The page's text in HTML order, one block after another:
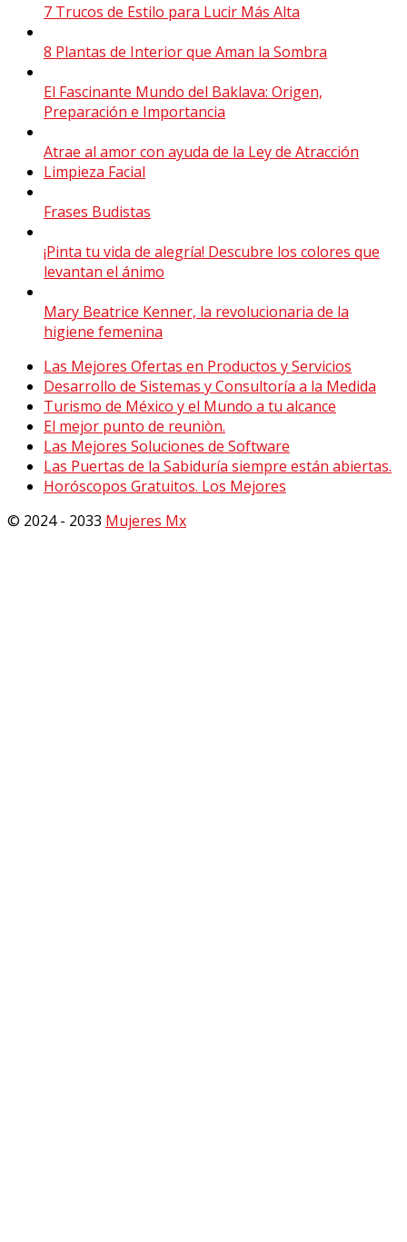
7 Trucos de Estilo para Lucir Más Alta
8 Plantas de Interior que Aman la Sombra
El Fascinante Mundo del Baklava: Origen,
Preparación e Importancia
Atrae al amor con ayuda de la Ley de Atracción
Limpieza Facial
Frases Budistas
¡Pinta tu vida de alegría! Descubre los colores que
levantan el ánimo
Mary Beatrice Kenner, la revolucionaria de la
higiene femenina
Las Mejores Ofertas en Productos y Servicios
Desarrollo de Sistemas y Consultoría a la Medida
Turismo de México y el Mundo a tu alcance
El mejor punto de reuniòn.
Las Mejores Soluciones de Software
Las Puertas de la Sabiduría siempre están abiertas.
Horóscopos Gratuitos. Los Mejores
© 2024 - 2033 Mujeres Mx